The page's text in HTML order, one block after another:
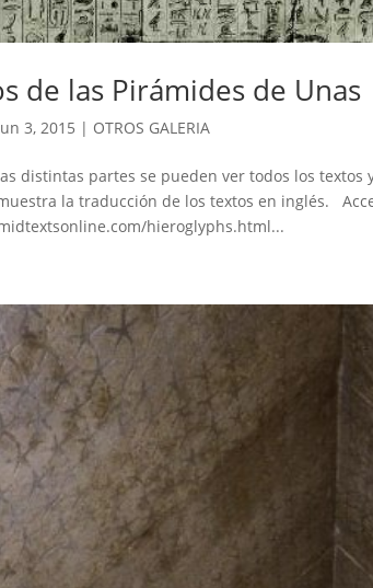
de las Pirámides de Unas
3, 2015 | OTROS GALERIA
distintas partes se pueden ver todos los
la traducción de los textos en inglés.
hieroglyphs.html...